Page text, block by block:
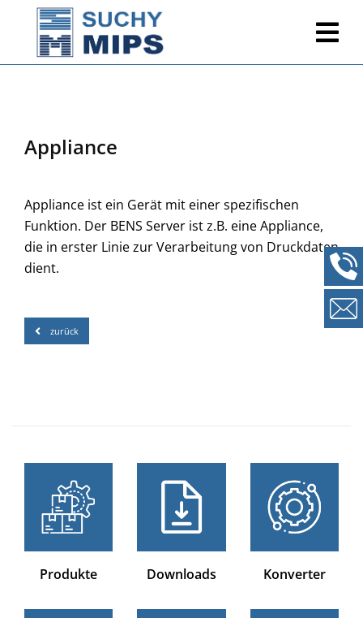
Appliance
Appliance ist ein Gerät mit einer spezifischen
Funktion. Der BENS Server ist z.B. eine Appliance,
die in erster Linie zur Verarbeitung von Druckdaten
dient.
zurück
Produkte Downloads Konverter